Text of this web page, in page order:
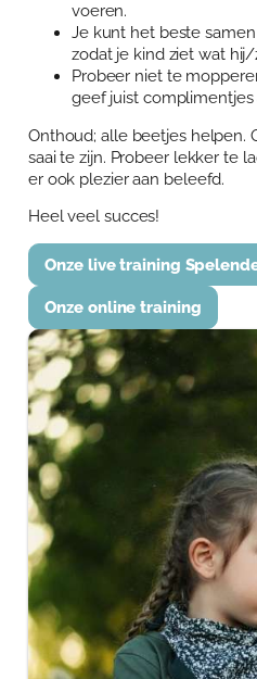
voeren.
Je kunt het beste
zodat je kind ziet wat hij/
Probeer niet te
geef juist
Onthoud; alle beetjes helpen.
saai te zijn. Probeer lekker te
er ook plezier aan beleefd.
Heel veel succes!
Onze live training
Onze online training